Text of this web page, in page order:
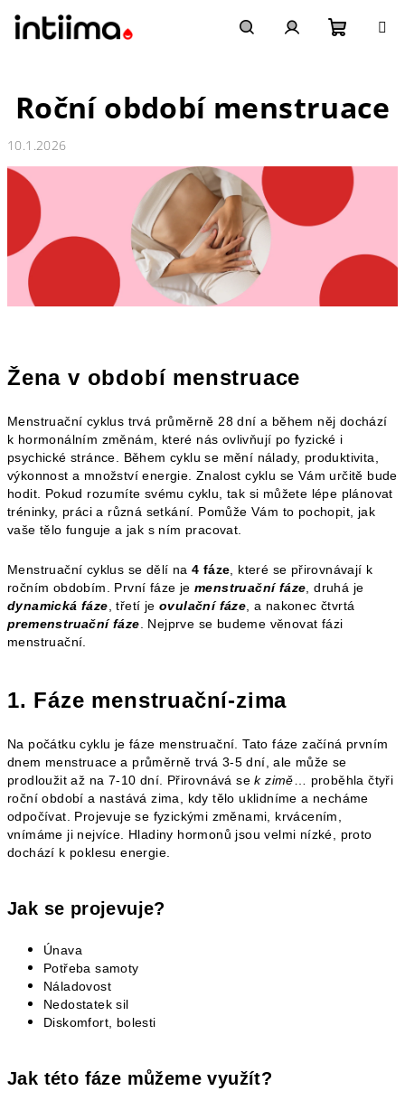
obsah
košík
Roční období menstruace
10.1.2026
Žena v období menstruace
Menstruační cyklus trvá průměrně 28 dní a během něj dochází
k hormonálním změnám, které nás ovlivňují po fyzické i
psychické stránce. Během cyklu se mění nálady, produktivita,
výkonnost a množství energie. Znalost cyklu se Vám určitě bude
hodit. Pokud rozumíte svému cyklu, tak si můžete lépe plánovat
tréninky, práci a různá setkání. Pomůže Vám to pochopit, jak
vaše tělo funguje a jak s ním pracovat.
Menstruační cyklus se dělí na 4 fáze , které se přirovnávají k
ročním obdobím. První fáze je menstruační fáze , druhá je
dynamická fáze , třetí jeovulační fáze , a nakonec čtvrtá
premenstruační fáze . Nejprve se budeme věnovat fázi
menstruační.
1. Fáze menstruační-zima
Na počátku cyklu je fáze menstruační. Tato fáze začíná prvním
dnem menstruace a průměrně trvá 3-5 dní, ale může se
prodloužit až na 7-10 dní. Přirovnává sek zimě … proběhla čtyři
roční období a nastává zima, kdy tělo uklidníme a necháme
odpočívat. Projevuje se fyzickými změnami, krvácením,
vnímáme ji nejvíce. Hladiny hormonů jsou velmi nízké, proto
dochází k poklesu energie.
Jak se projevuje?
Únava
Potřeba samoty
Náladovost
Nedostatek sil
Diskomfort, bolesti
Jak této fáze můžeme využít?